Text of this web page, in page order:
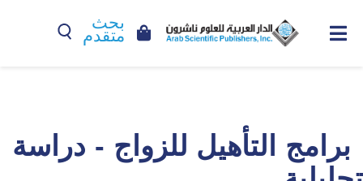
بحث
متقدم
برامج التأهيل للزواج - دراسة